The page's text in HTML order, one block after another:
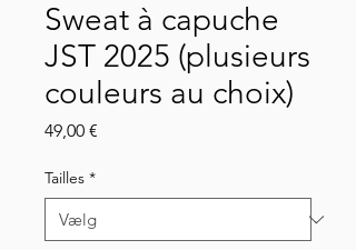
Sweat à capuche
JST 2025 (plusieurs
couleurs au choix)
49,00 €
Tailles *